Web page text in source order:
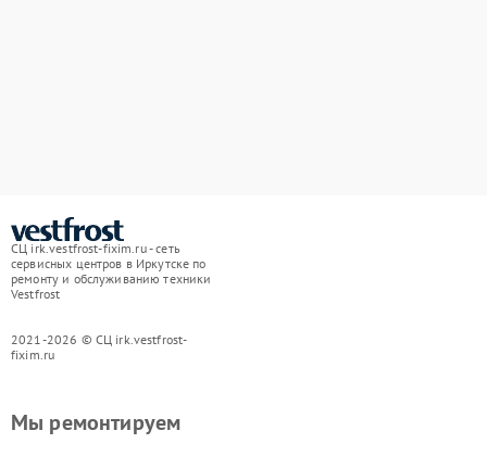
СЦ irk.vestfrost-fixim.ru - сеть
сервисных центров в Иркутске по
ремонту и обслуживанию техники
Vestfrost
2021-2026 © СЦ irk.vestfrost-
fixim.ru
Мы ремонтируем